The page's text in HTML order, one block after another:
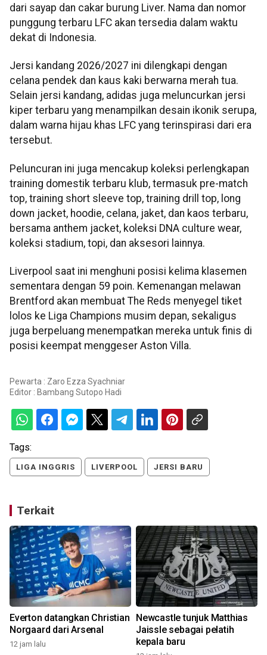
dari sayap dan cakar burung Liver. Nama dan nomor
punggung terbaru LFC akan tersedia dalam waktu
dekat di Indonesia.
Jersi kandang 2026/2027 ini dilengkapi dengan
celana pendek dan kaus kaki berwarna merah tua.
Selain jersi kandang, adidas juga meluncurkan jersi
kiper terbaru yang menampilkan desain ikonik serupa,
dalam warna hijau khas LFC yang terinspirasi dari era
tersebut.
Peluncuran ini juga mencakup koleksi perlengkapan
training domestik terbaru klub, termasuk pre-match
top, training short sleeve top, training drill top, long
down jacket, hoodie, celana, jaket, dan kaos terbaru,
bersama anthem jacket, koleksi DNA culture wear,
koleksi stadium, topi, dan aksesori lainnya.
Liverpool saat ini menghuni posisi kelima klasemen
sementara dengan 59 poin. Kemenangan melawan
Brentford akan membuat The Reds menyegel tiket
lolos ke Liga Champions musim depan, sekaligus
juga berpeluang menempatkan mereka untuk finis di
posisi keempat menggeser Aston Villa.
Pewarta : Zaro Ezza Syachniar
Editor : Bambang Sutopo Hadi
Tags:
LIGA INGGRIS LIVERPOOL JERSI BARU
Terkait
Everton datangkan Christian
Norgaard dari Arsenal
12 jam lalu
Newcastle tunjuk Matthias
Jaissle sebagai pelatih
kepala baru